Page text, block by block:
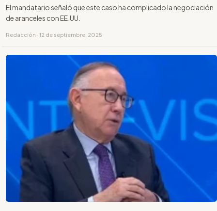
El mandatario señaló que este caso ha complicado la negociación
de aranceles con EE.UU.
Redacción · 12 de septiembre, 2025